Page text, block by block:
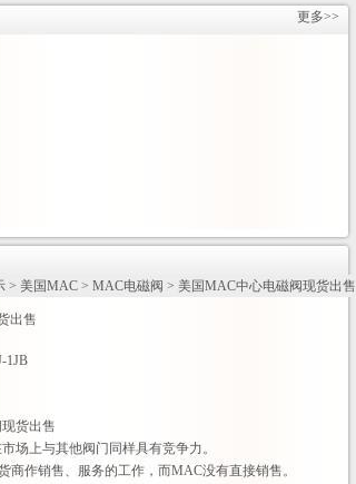
更多>>
> 美国MAC > MAC电磁阀 > 美国MAC中心电磁阀现货出售
出售
1JB
货出售
场上与其他阀门同样具有竞争力。
商作销售、服务的工作，而MAC没有直接销售。